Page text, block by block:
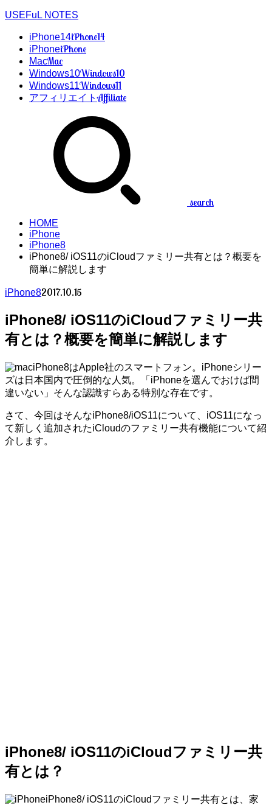
USEFuL NOTES
iPhone14iPhone14
iPhoneiPhone
MacMac
Windows10Windows10
Windows11Windows11
アフィリエイトAffiliate
search
HOME
iPhone
iPhone8
iPhone8/ iOS11のiCloudファミリー共有とは？概要を
簡単に解説します
iPhone82017.10.15
iPhone8/ iOS11のiCloudファミリー共
有とは？概要を簡単に解説します
iPhone8はApple社のスマートフォン。iPhoneシリー
ズは日本国内で圧倒的な人気。「iPhoneを選んでおけば間
違いない」そんな認識すらある特別な存在です。
さて、今回はそんなiPhone8/iOS11について、iOS11になっ
て新しく追加されたiCloudのファミリー共有機能について紹
介します。
iPhone8/ iOS11のiCloudファミリー共
有とは？
iPhone8/ iOS11のiCloudファミリー共有とは、家